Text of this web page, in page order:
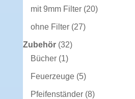
mit 9mm Filter 2020
ohne Filter 2727
Zubehör 3232
Bücher 11
Produkt
Feuerzeuge 55
Produkte
Pfeifenständer 88